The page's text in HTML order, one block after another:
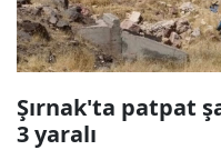
Şırnak'ta patpat
3 yaralı